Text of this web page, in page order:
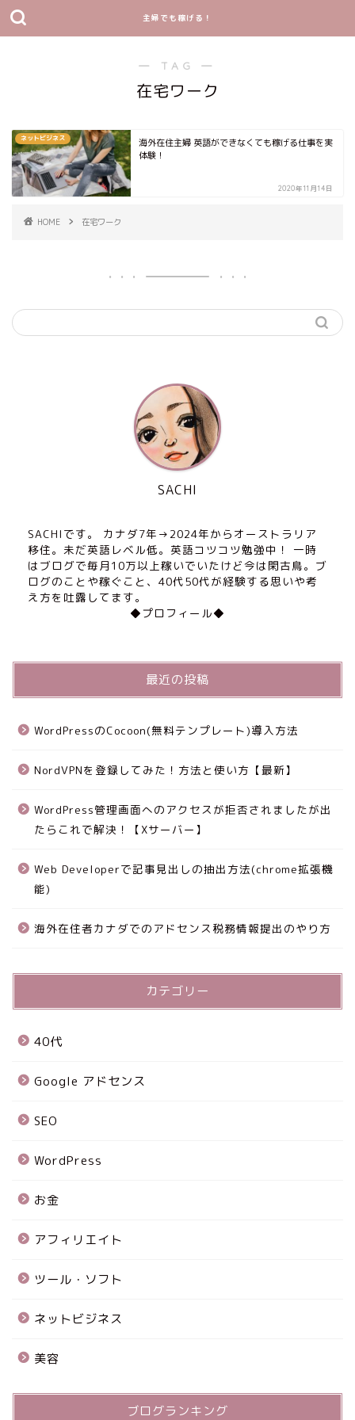
主婦でも稼げる！
― TAG ―
在宅ワーク
ネットビジネス
海外在住主婦 英語ができなくても稼げる仕事を実
体験！
2020年11月14日
HOME 在宅ワーク
SACHI
SACHIです。 カナダ7年→2024年からオーストラリア
移住。未だ英語レベル低。英語コツコツ勉強中！ 一時
はブログで毎月10万以上稼いでいたけど今は閑古鳥。ブ
ログのことや稼ぐこと、40代50代が経験する思いや考
え方を吐露してます。
◆プロフィール◆
最近の投稿
WordPressのCocoon(無料テンプレート)導入方法
NordVPNを登録してみた！方法と使い方【最新】
WordPress管理画面へのアクセスが拒否されましたが出
たらこれで解決！【Xサーバー】
Web Developerで記事見出しの抽出方法(chrome拡張機
能)
海外在住者カナダでのアドセンス税務情報提出のやり方
カテゴリー
40代
Google アドセンス
SEO
WordPress
お金
アフィリエイト
ツール・ソフト
ネットビジネス
美容
ブログランキング